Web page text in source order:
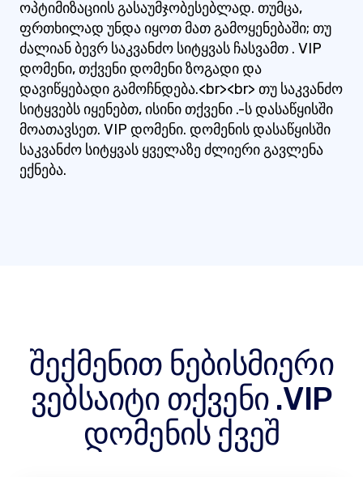
ოპტიმიზაციის გასაუმჯობესებლად. თუმცა,
ფრთხილად უნდა იყოთ მათ გამოყენებაში; თუ
ძალიან ბევრ საკვანძო სიტყვას ჩასვამთ . VIP
დომენი, თქვენი დომენი ზოგადი და
დავიწყებადი გამოჩნდება.<br><br> თუ საკვანძო
სიტყვებს იყენებთ, ისინი თქვენი .-ს დასაწყისში
მოათავსეთ. VIP დომენი. დომენის დასაწყისში
საკვანძო სიტყვას ყველაზე ძლიერი გავლენა
ექნება.
შექმენით ნებისმიერი
ვებსაიტი თქვენი .VIP
დომენის ქვეშ